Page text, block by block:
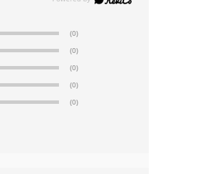
(0)
(0)
(0)
(0)
(0)